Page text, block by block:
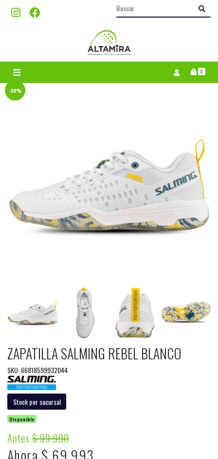
0
-30%
ZAPATILLA SALMING REBEL BLANCO
SKU: 66818599932044
Stock por sucursal
Disponible
Antes$ 99.990